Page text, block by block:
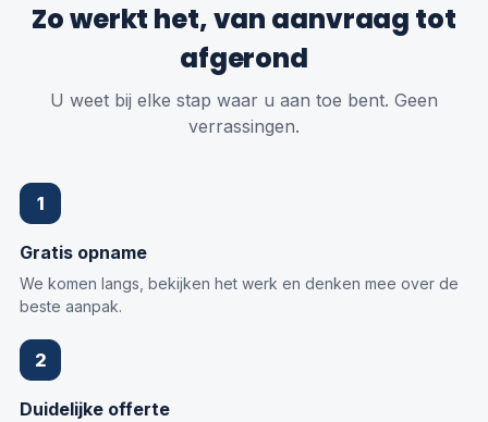
Zo werkt het, van aanvraag tot
afgerond
U weet bij elke stap waar u aan toe bent. Geen
verrassingen.
1
Gratis opname
We komen langs, bekijken het werk en denken mee over de
beste aanpak.
2
Duidelijke offerte